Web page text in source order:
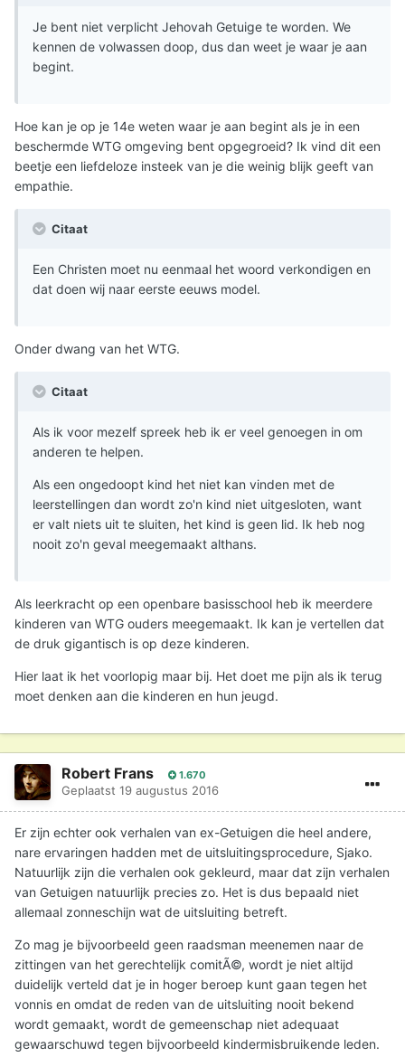
Je bent niet verplicht Jehovah Getuige te worden. We
kennen de volwassen doop, dus dan weet je waar je aan
begint.
Hoe kan je op je 14e weten waar je aan begint als je in een
beschermde WTG omgeving bent opgegroeid? Ik vind dit een
beetje een liefdeloze insteek van je die weinig blijk geeft van
empathie.
Citaat
Een Christen moet nu eenmaal het woord verkondigen en
dat doen wij naar eerste eeuws model.
Onder dwang van het WTG.
Citaat
Als ik voor mezelf spreek heb ik er veel genoegen in om
anderen te helpen.
Als een ongedoopt kind het niet kan vinden met de
leerstellingen dan wordt zo'n kind niet uitgesloten, want
er valt niets uit te sluiten, het kind is geen lid. Ik heb nog
nooit zo'n geval meegemaakt althans.
Als leerkracht op een openbare basisschool heb ik meerdere
kinderen van WTG ouders meegemaakt. Ik kan je vertellen dat
de druk gigantisch is op deze kinderen.
Hier laat ik het voorlopig maar bij. Het doet me pijn als ik terug
moet denken aan die kinderen en hun jeugd.
Robert Frans 1.670
Geplaatst 19 augustus 2016
Er zijn echter ook verhalen van ex-Getuigen die heel andere,
nare ervaringen hadden met de uitsluitingsprocedure, Sjako.
Natuurlijk zijn die verhalen ook gekleurd, maar dat zijn verhalen
van Getuigen natuurlijk precies zo. Het is dus bepaald niet
allemaal zonneschijn wat de uitsluiting betreft.
Zo mag je bijvoorbeeld geen raadsman meenemen naar de
zittingen van het gerechtelijk comitÃ©, wordt je niet altijd
duidelijk verteld dat je in hoger beroep kunt gaan tegen het
vonnis en omdat de reden van de uitsluiting nooit bekend
wordt gemaakt, wordt de gemeenschap niet adequaat
gewaarschuwd tegen bijvoorbeeld kindermisbruikende leden.